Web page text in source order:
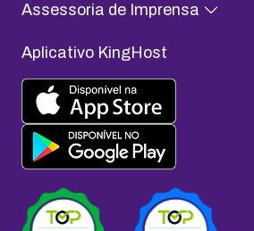
Assessoria de Imprensa
Aplicativo KingHost